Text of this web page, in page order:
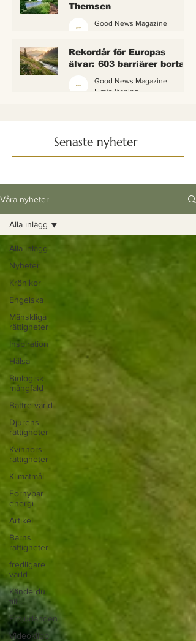
Themsen
Good News Magazine
Rekordår för Europas
älvar: 603 barriärer borta
igen
Good News Magazine
5 min läsning
Senaste nyheter
Våra nyheter
Alla inlägg
Nyheter
Krönikor
Engelska
Mänskliga
rättigheter
Inspiration
Hälsa
Biologisk
mångfald
Bättre värld
Djurens
rättigheter
Kvinnors
rättigheter
Klimatmål
Förnybar
energi
Artikel
Barns
rättigheter
fredligare
värld
Kände du
till....
Erbjudanden
Videoklipp
Alla inlägg